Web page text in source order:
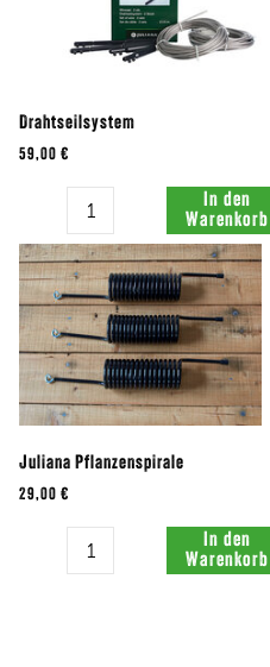
Drahtseilsystem
59,00 €
Menge:
In den
Warenkorb
Juliana Pflanzenspirale
29,00 €
Menge:
In den
Warenkorb